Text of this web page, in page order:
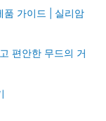
품 가이드 | 실리암
편안한 무드의 거